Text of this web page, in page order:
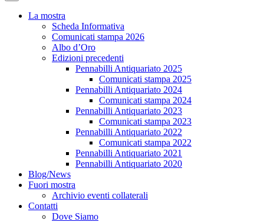
La mostra
Scheda Informativa
Comunicati stampa 2026
Albo d’Oro
Edizioni precedenti
Pennabilli Antiquariato 2025
Comunicati stampa 2025
Pennabilli Antiquariato 2024
Comunicati stampa 2024
Pennabilli Antiquariato 2023
Comunicati stampa 2023
Pennabilli Antiquariato 2022
Comunicati stampa 2022
Pennabilli Antiquariato 2021
Pennabilli Antiquariato 2020
Blog/News
Fuori mostra
Archivio eventi collaterali
Contatti
Dove Siamo